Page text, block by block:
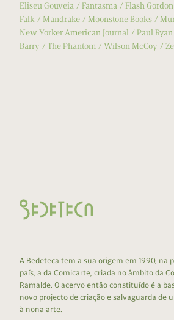
Eliseu Gouveia
Fantasma Flash Gordon
Falk
Mandrake Moonstone Books
New Yorker American Journal
Paul Ryan
Barry
The Phantom Wilson McCoy
A Bedeteca tem a sua origem em 1990, na
país, a da Comicarte, criada no âmbito da
Ramalde. O acervo então constituído é a
novo projecto de criação e salvaguarda de
à nona arte.